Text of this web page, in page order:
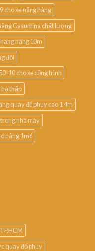
cho xe nâng hàng
Casumina chất lượng
nâng 10m
đôi
10 cho xe công trình
hạ thấp
quay đổ phuy cao 1.4m
nhà máy
nâng 1m6
quay đổ phuy